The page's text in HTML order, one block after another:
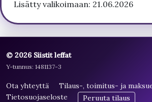
Lisätty valikoimaan: 21.06.2026
© 2026 Siistit leffat
Y-tunnus: 1481137-3
Ota yhteyttä
Tilaus-, toimitus- ja
Tietosuojaseloste
Peruuta tilaus